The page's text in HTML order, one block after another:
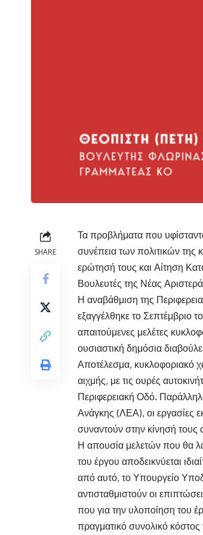
SHARE
Τα προβλήματα που
συνέπεια των πολιτικών της
ερώτησή τους και Αίτηση
Βουλευτές της Νέας
Η αναβάθμιση της
εξαγγέλθηκε το Σεπτέμβριο
απαιτούμενες μελέτες
ουσιαστική δημόσια
Αποτέλεσμα, κυκλοφοριακό
αιχμής, με τις ουρές
Περιφερειακή Οδό.
Ανάγκης (ΛΕΑ), οι εργασίες
συναντούν στην κίνησή
Η απουσία μελετών που θα
του έργου αποδεικνύεται
από αυτό, το Υπουργείο
αντισταθμιστούν οι
που για την υλοποίηση του
πραγματικό συνολικό